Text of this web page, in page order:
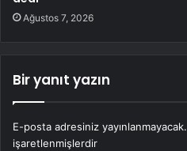
Ağustos 7, 2026
Bir yanıt yazın
E-posta adresiniz yayınlanmayacak.
işaretlenmişlerdir